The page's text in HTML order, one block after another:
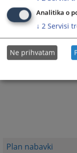
Plan nabavki
shortcuts
for
dates.
Plan nabavki
Analitika o
↓ 2 Servisi
Ne prihvatam